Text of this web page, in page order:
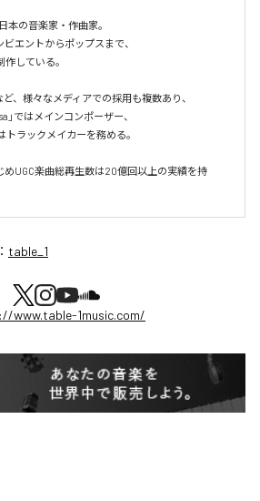
本の音楽家・作曲家。
ビエントからポップスまで、
している。
ど、様々なメディアでの採用も複数あり、
」ではメインコンポーザー、
トラックメイカーを務める。
UGC楽曲総再生数は20億回以上の実績を持
table_1
www.table-1music.com/